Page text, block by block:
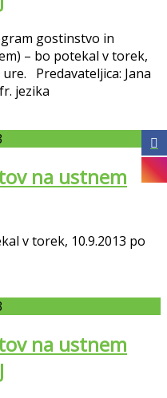
gostinstvo in
– bo potekal v torek,
ure. Predavateljica: Jana
jezika
na ustnem
v torek, 10.9.2013 po
na ustnem